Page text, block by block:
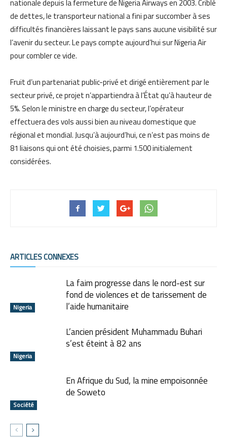
nationale depuis la fermeture de Nigeria Airways en 2003. Criblé
de dettes, le transporteur national a fini par succomber à ses
difficultés financières laissant le pays sans aucune visibilité sur
l’avenir du secteur. Le pays compte aujourd’hui sur Nigeria Air
pour combler ce vide.
Fruit d’un partenariat public-privé et dirigé entièrement par le
secteur privé, ce projet n’appartiendra à l’État qu’à hauteur de
5%. Selon le ministre en charge du secteur, l’opérateur
effectuera des vols aussi bien au niveau domestique que
régional et mondial. Jusqu’à aujourd’hui, ce n’est pas moins de
81 liaisons qui ont été choisies, parmi 1.500 initialement
considérées.
ARTICLES CONNEXES
Nigeria
La faim progresse dans le nord-est sur
fond de violences et de tarissement de
l’aide humanitaire
Nigeria
L’ancien président Muhammadu Buhari
s’est éteint à 82 ans
Société
En Afrique du Sud, la mine empoisonnée
de Soweto